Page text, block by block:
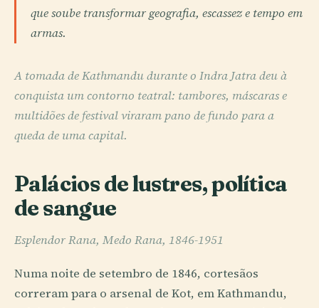
que soube transformar geografia, escassez e tempo em
armas.
A tomada de Kathmandu durante o Indra Jatra deu à
conquista um contorno teatral: tambores, máscaras e
multidões de festival viraram pano de fundo para a
queda de uma capital.
Palácios de lustres, política
de sangue
Esplendor Rana, Medo Rana, 1846-1951
Numa noite de setembro de 1846, cortesãos
correram para o arsenal de Kot, em Kathmandu,